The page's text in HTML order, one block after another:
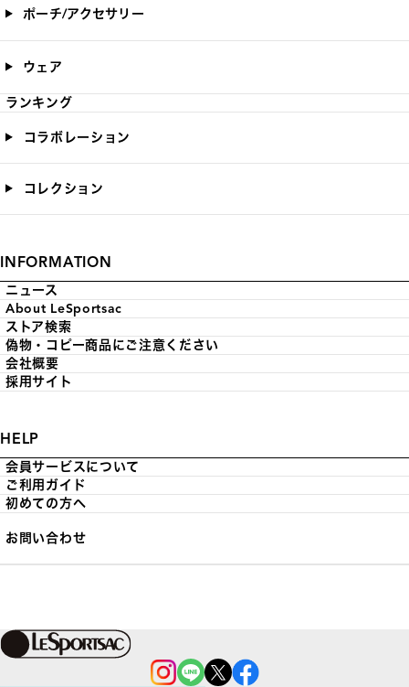
ポーチ/アクセサリー
ウェア
ランキング
コラボレーション
コレクション
INFORMATION
ニュース
About LeSportsac
ストア検索
偽物・コピー商品にご注意ください
会社概要
採用サイト
HELP
会員サービスについて
ご利用ガイド
初めての方へ
お問い合わせ